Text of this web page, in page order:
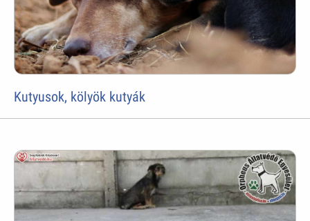
Kutyusok, kölyök kutyák